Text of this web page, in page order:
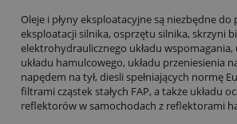
Oleje i płyny eksploatacyjne są niezbędne do
eksploatacji silnika, osprzętu silnika, skrzyni
elektrohydraulicznego układu wspomagania,
układu hamulcowego, układu przeniesienia
napędem na tył, diesli spełniających normę
filtrami cząstek stałych FAP, a także układu
reflektorów w samochodach z reflektorami